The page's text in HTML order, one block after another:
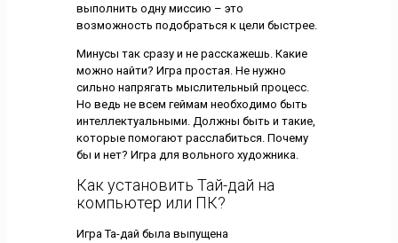
выполнить одну миссию – это
возможность подобраться к цели быстрее.
Минусы так сразу и не расскажешь. Какие
можно найти? Игра простая. Не нужно
сильно напрягать мыслительный процесс.
Но ведь не всем геймам необходимо быть
интеллектуальными. Должны быть и такие,
которые помогают расслабиться. Почему
бы и нет? Игра для вольного художника.
Как установить Тай-дай на
компьютер или ПК?
Игра Та-дай была выпущена